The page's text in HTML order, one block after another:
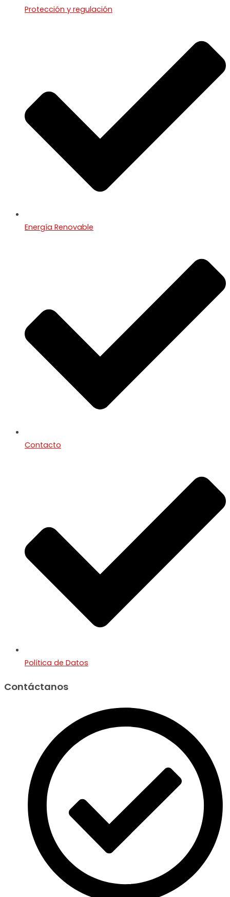
Protección y regulación
Energía Renovable
Contacto
Política de Datos
Contáctanos